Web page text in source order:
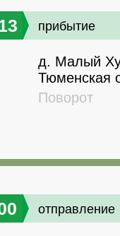
прибытие
д. Малый
Тюменская
Поворот
отправление